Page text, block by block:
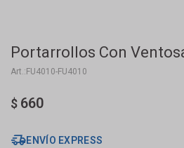
Portarrollos Con
FU4010-FU4010
$ 660
ENVÍO EXPRESS